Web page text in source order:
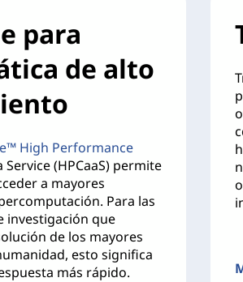
para
de alto
High Performance
Service (HPCaaS) permite
a mayores
Para las
investigación que
de los mayores
esto significa
más rápido.